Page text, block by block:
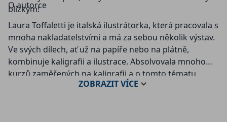
blízkým!
O autorce
Laura Toffaletti je italská ilustrátorka, která pracovala s
mnoha nakladatelstvími a má za sebou několik výstav.
Ve svých dílech, ať už na papíře nebo na plátně,
kombinuje kaligrafii a ilustrace. Absolvovala mnoho
kurzů zaměřených na kaligrafii a o tomto tématu
napsala řadu knih.ZOBRAZITVÍCE